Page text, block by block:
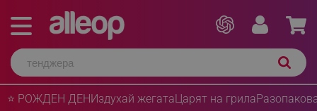
⭐ РОЖДЕН ДЕНИздухай жегатаЦарят на грила